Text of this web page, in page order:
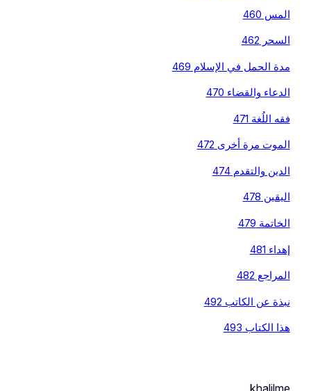
المس 460
السحر 462
مدة الحمل في الإسلام 469
الدعاء والقضاء 470
فقه اللُغة 471
الموت مرة أخرى 472
الدين والتقدم 474
اليقين 478
الخاتمة 479
إهداء 481
المراجع 482
نبذة عن الكاتب 492
هذا الكتاب 493
khalilme